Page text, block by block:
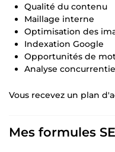
Qualité du contenu
Maillage interne
Optimisation des
Indexation Google
Opportunités de
Analyse
Vous recevez un plan
Mes formules